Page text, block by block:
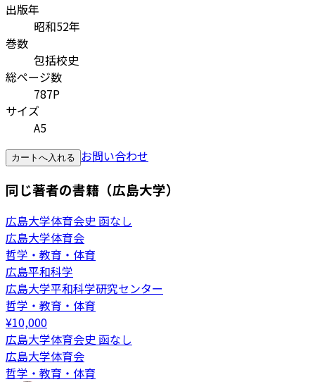
出版年
昭和52年
巻数
包括校史
総ページ数
787P
サイズ
A5
カートへ入れる お問い合わせ
同じ著者の書籍（広島大学）
広島大学体育会史 函なし
広島大学体育会
哲学・教育・体育
広島平和科学
広島大学平和科学研究センター
哲学・教育・体育
¥10,000
広島大学体育会史 函なし
広島大学体育会
哲学・教育・体育